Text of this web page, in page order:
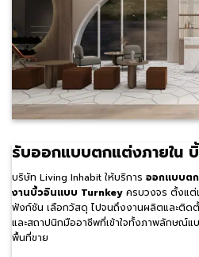
รับออกแบบตกแต่งภายใน
บริษัท Living Inhabit ให้บริการ ออกแบบต
งานบิ้วอินแบบ Turnkey ครบวงจร ตั้งแ
ฟังก์ชัน เลือกวัสดุ ไปจนถึงงานผลิตและติด
และสถาปนิกมืออาชีพที่เข้าใจทั้งภาพลักษณ์
พื้นที่ขาย